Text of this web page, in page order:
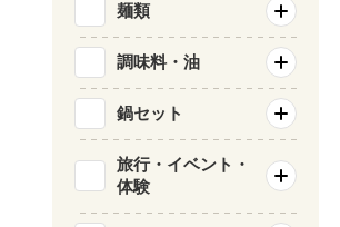
麺類
調味料・油
鍋セット
旅行・イベント・
体験